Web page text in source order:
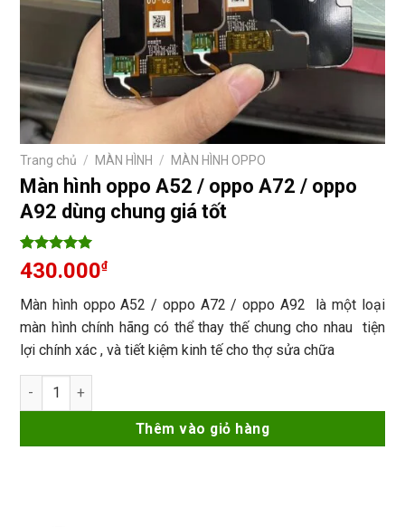
Trang chủ / MÀN HÌNH / MÀN HÌNH OPPO
Màn hình oppo A52 / oppo A72 / oppo
A92 dùng chung giá tốt
5trên 5
dựa trên
1
430.000₫
Màn hình oppo A52 / oppo A72 / oppo A92 là một loại
màn hình chính hãng có thể thay thế chung cho nhau tiện
lợi chính xác , và tiết kiệm kinh tế cho thợ sửa chữa
Màn hình oppo A52 / oppo A72 / oppo A92 dùng chung giá
Thêm vào giỏ hàng